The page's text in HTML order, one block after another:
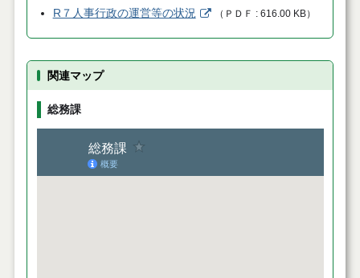
R７人事行政の運営等の状況 （ ＰＤＦ 616.00 KB）
関連マップ
総務課